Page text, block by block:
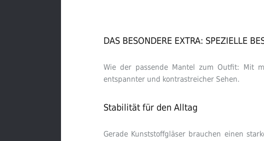
DAS BESONDERE EXTRA: SPEZIELLE
Wie der passende Mantel zum Outfit: Mit
entspannter und kontrastreicher Sehen.
Stabilität für den Alltag
Gerade Kunststoffgläser brauchen einen